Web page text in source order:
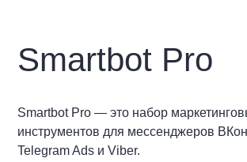
Smartbot Pro
Smartbot Pro — это набор
инструментов для мессенджеров
Telegram Ads и Viber.